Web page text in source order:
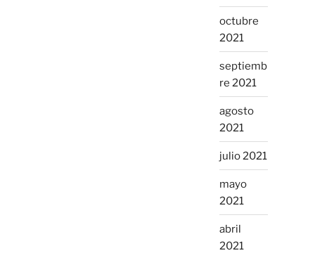
octubre
2021
septiemb
re 2021
agosto
2021
julio 2021
mayo
2021
abril
2021